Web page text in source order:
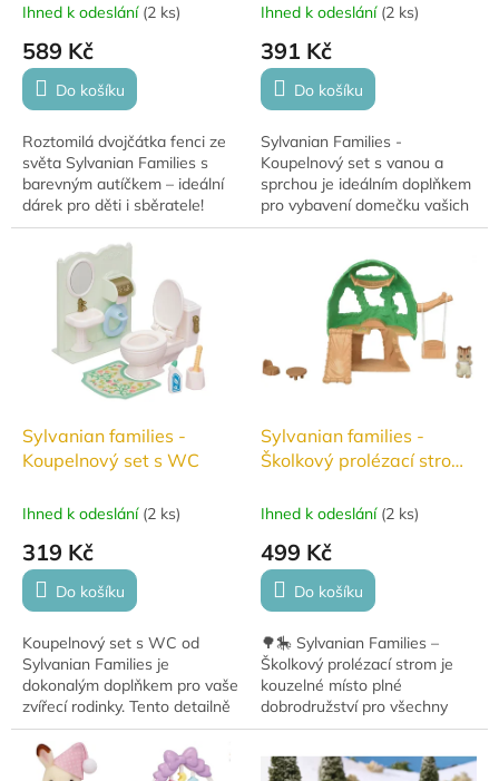
Ihned k odeslání (2 ks)
589 Kč
Do košíku
Roztomilá dvojčátka fenci ze
světa Sylvanian Families s
barevným autíčkem – ideální
dárek pro děti i sběratele!
Ihned k odeslání (2 ks)
391 Kč
Do košíku
Sylvanian Families -
Koupelnový set s vanou a
sprchou je ideálním doplňkem
pro vybavení domečku vašich
Sylvanians. Tento detailně
krásnou vanu,...
Sylvanian families -
Koupelnový set s WC
Ihned k odeslání (2 ks)
319 Kč
Do košíku
Koupelnový set s WC od
Sylvanian Families je
dokonalým doplňkem pro vaše
zvířecí rodinky. Tento detailně
propracovaný set obsahuje
vanu, umyvadlo, WC a další
koupelnové doplňky....
Sylvanian families -
Školkový prolézací strom
Ihned k odeslání (2 ks)
499 Kč
Do košíku
🌳🎠 Sylvanian Families –
Školkový prolézací strom je
kouzelné místo plné
dobrodružství pro všechny
malé kamarády ze Sylvanian
školku či hřiště...